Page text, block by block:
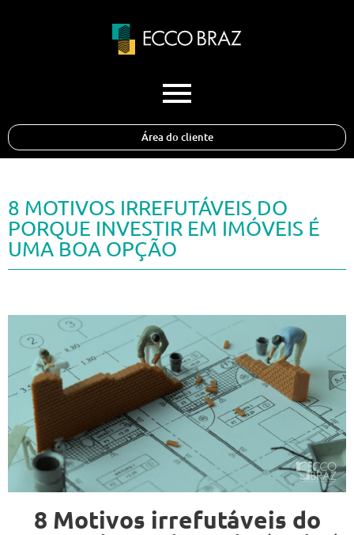
Área do cliente
8 MOTIVOS IRREFUTÁVEIS DO
PORQUE INVESTIR EM IMÓVEIS É
UMA BOA OPÇÃO
8 Motivos irrefutáveis do